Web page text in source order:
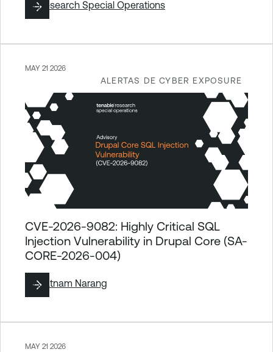
ByResearch Special Operations
ALERTAS DE CYBER EXPOSURE
MAY 21 2026
CVE-2026-9082: Highly Critical SQL
Injection Vulnerability in Drupal Core (SA-
CORE-2026-004)
BySatnam Narang
MAY 21 2026